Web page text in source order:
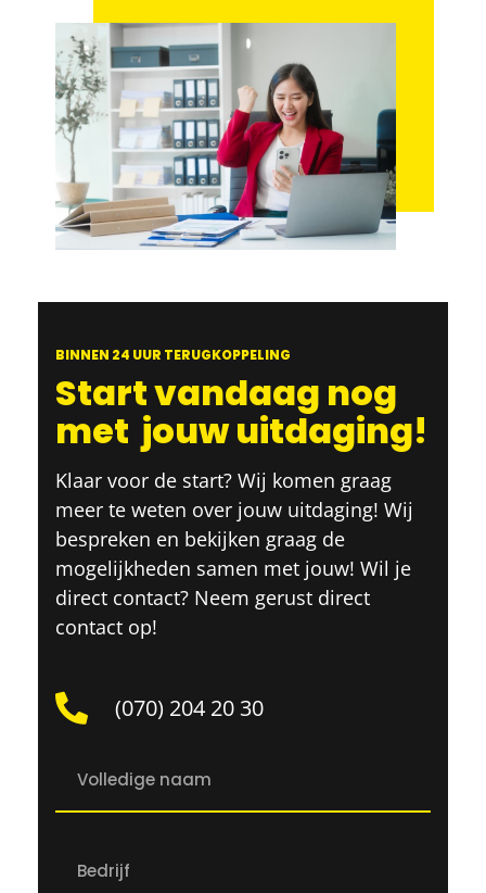
BINNEN 24 UUR TERUGKOPPELING
Start vandaag nog
met jouw uitdaging!
Klaar voor de start? Wij komen graag
meer te weten over jouw uitdaging! Wij
bespreken en bekijken graag de
mogelijkheden samen met jouw! Wil je
direct contact? Neem gerust direct
contact op!
(070) 204 20 30